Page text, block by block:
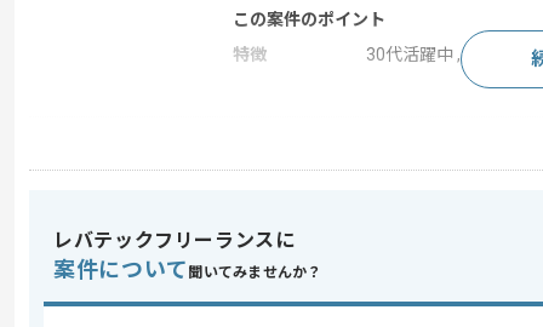
この案件のポイント
特徴
30代活躍中 , 長期プロ
スキル
スキルに不安がある方へ
レバテックフリーランスに
案件について 聞いてみませんか？